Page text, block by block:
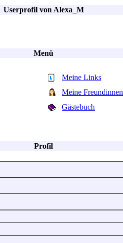
Userprofil von Alexa_M
Menü
Meine Links
Meine Freundinnen
Gästebuch
Profil